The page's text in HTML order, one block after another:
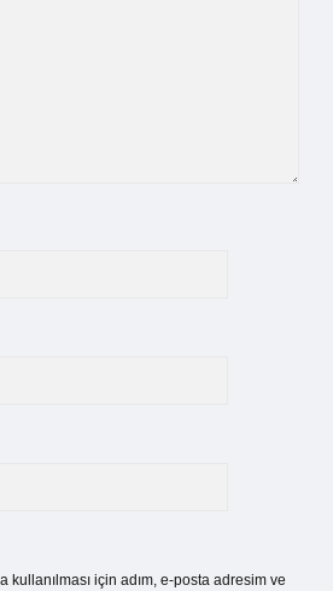
kullanılması için adım, e-posta adresim ve